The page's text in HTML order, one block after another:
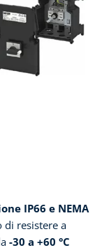
IP66 e NEMA
di resistere a
-30 a +60 °C